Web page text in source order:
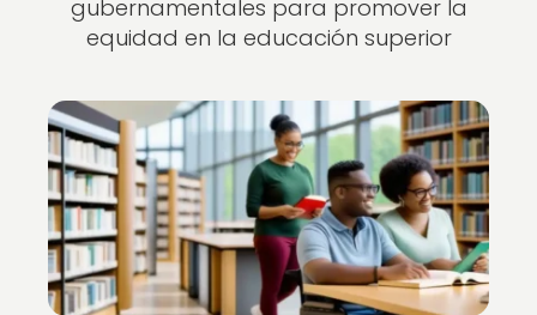
gubernamentales para promover la
equidad en la educación superior